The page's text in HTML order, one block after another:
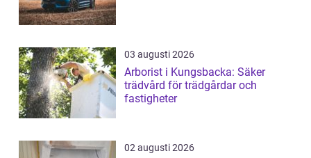
03 augusti 2026
Arborist i Kungsbacka: Säker
trädvård för trädgårdar och
fastigheter
02 augusti 2026